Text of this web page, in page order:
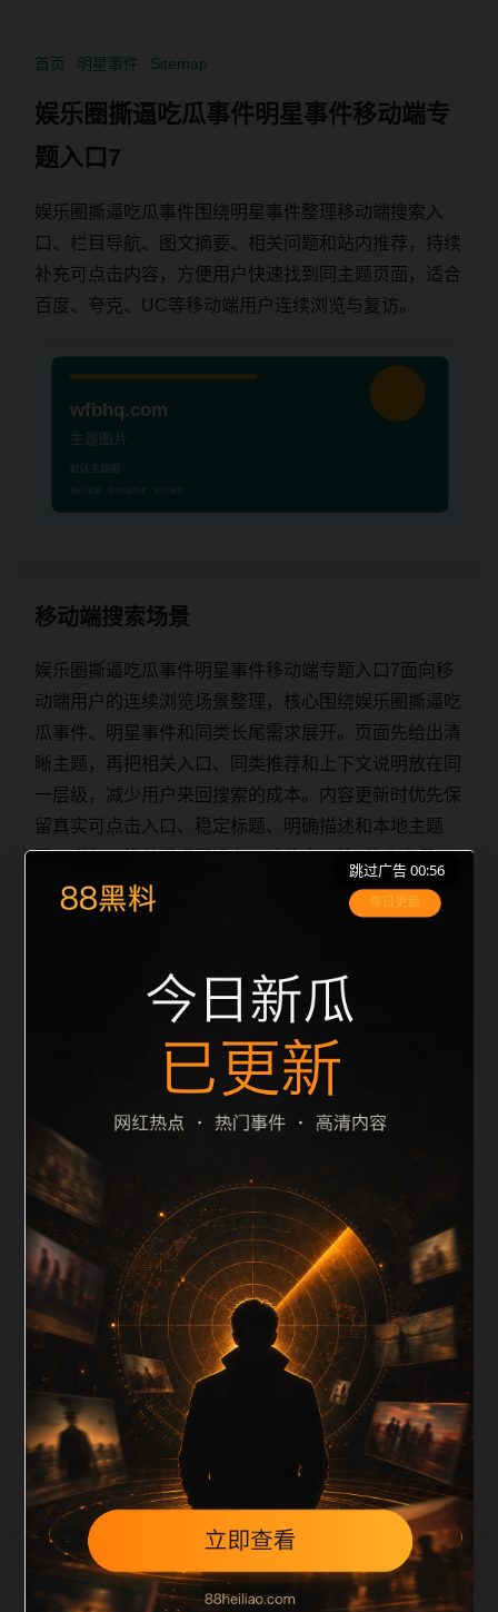
首页 明星事件 Sitemap
娱乐圈撕逼吃瓜事件明星事件移动端专
题入口7
娱乐圈撕逼吃瓜事件围绕明星事件整理移动端搜索入
口、栏目导航、图文摘要、相关问题和站内推荐，持续
补充可点击内容，方便用户快速找到同主题页面，适合
百度、夸克、UC等移动端用户连续浏览与复访。
移动端搜索场景
娱乐圈撕逼吃瓜事件明星事件移动端专题入口7面向移
动端用户的连续浏览场景整理，核心围绕娱乐圈撕逼吃
瓜事件、明星事件和同类长尾需求展开。页面先给出清
晰主题，再把相关入口、同类推荐和上下文说明放在同
一层级，减少用户来回搜索的成本。内容更新时优先保
留真实可点击入口、稳定标题、明确描述和本地主题
图，避免只堆关键词而没有可读信息。第7篇内容用于
补齐栏目深度，同时帮助 sitemap、栏目页、首页推荐
形成更自然的内链关系。图片说明统一绑定站点主关键
文、图片 alt、title 之间识
栏目内容归集
别一致主题。后续每日采集时，建议继续执行远程图片
本地化、坏图默认图兜底、标题去重和 description 长
度过滤。如果同一主题下有多个相近页面，应通过不同
角度补充事件背景、访问场景、相关问题或专题入口，
降低站群页面之间的重复感。页面底部保留同类推荐、
上一篇下一篇和 sitemap 入口，保证重要页面点击深度
尽量控制在三次以内。正文维护时可按用户搜索路径补
充三类信息：入口是否稳定、同栏目还有哪些可继续阅
读、移动端打开时图片和摘要是否一致。每次新增内容
后同步检查标题、description、canonical、主题图、
alt、title和推荐链接，确保页面既能被搜索引擎理解，
也能让真实用户顺着
相关问题与推荐
跳过广告 00:56